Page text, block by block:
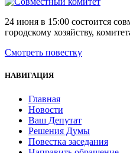
24 июня в 15:00 состоится
городскому хозяйству,
Смотреть повестку
НАВИГАЦИЯ
Главная
Новости
Ваш Депутат
Решения Думы
Повестка заседания